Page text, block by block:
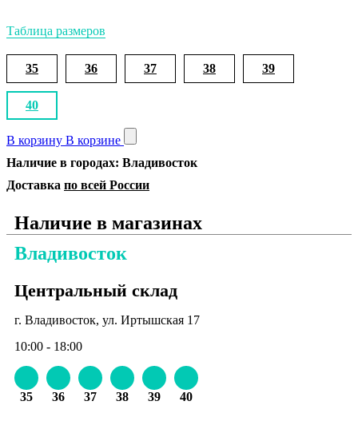
Таблица размеров
35 36 37 38 39
40
В корзину В корзине
Наличие в городах: Владивосток
Доставка по всей России
Наличие в магазинах
Владивосток
Центральный склад
г. Владивосток, ул. Иртышская 17
10:00 - 18:00
35 36 37 38 39 40